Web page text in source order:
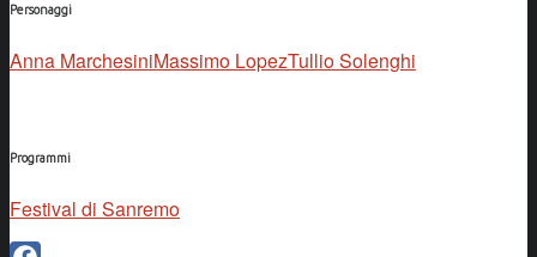
Personaggi
Anna MarchesiniMassimo LopezTullio Solenghi
Programmi
Festival di Sanremo